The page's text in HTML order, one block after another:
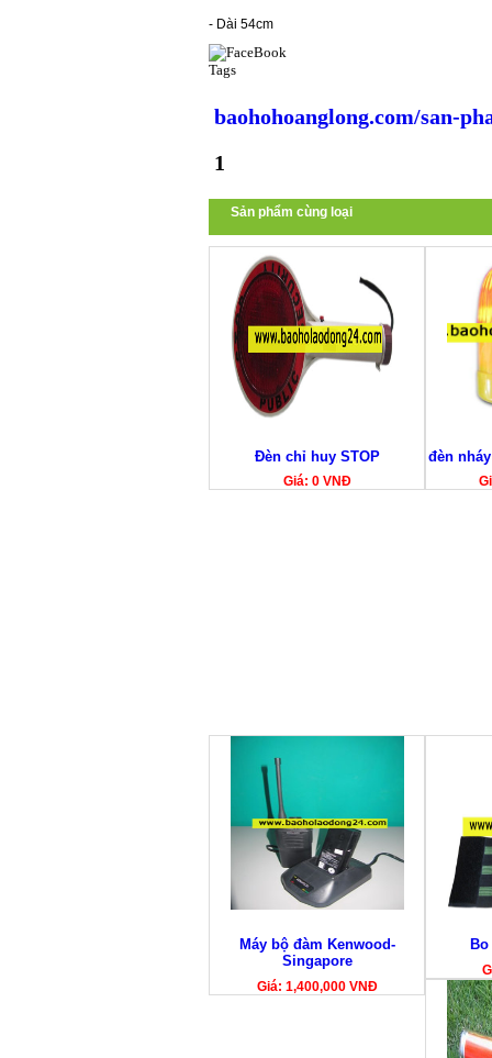
- Dài 54cm
Tags
baohohoanglong.com/san-
1
Sản phẩm cùng loại
Đèn chỉ huy STOP
Giá: 0 VNĐ
đèn
Máy bộ đàm Kenwood-
Singapore
Giá: 1,400,000 VNĐ